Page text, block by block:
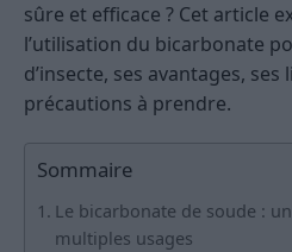
sûre et efficace ? Cet article
l’utilisation du bicarbonate
d’insecte, ses avantages, ses
précautions à prendre.
Sommaire
Le bicarbonate de soude :
multiples usages